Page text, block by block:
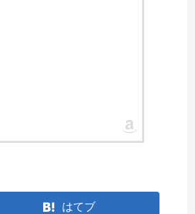
はてブ